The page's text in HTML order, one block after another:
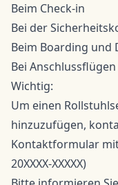
Beim Check-in
Bei der
Beim Boarding und
Bei Anschlussflügen
Wichtig:
Um einen
hinzuzufügen,
Kontaktformular
20XXXX-XXXXX)